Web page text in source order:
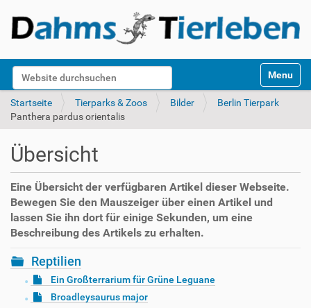
Website durchsuchen
k
Toggle
Startseite Tierparks & Zoos Bilder
Berlin Tierpark
Panthera pardus orientalis
Übersicht
Eine Übersicht der verfügbaren Artikel dieser Webseite.
Bewegen Sie den Mauszeiger über einen Artikel und
lassen Sie ihn dort für einige Sekunden, um eine
Beschreibung des Artikels zu erhalten.
Reptilien
Ein Großterrarium für Grüne Leguane
Broadleysaurus major